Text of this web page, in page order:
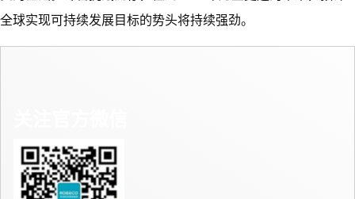
全球实现可持续发展目标的势头将持续强劲。